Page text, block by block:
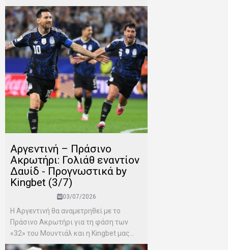
Αργεντινή – Πράσινο
Ακρωτήρι: Γολιάθ εναντίον
Δαυίδ - Προγνωστικά by
Kingbet (3/7)
03/07/2026
Η Αργεντινή θα αναμετρηθεί με το
Πράσινο Ακρωτήρι για τη φάση των
«32» του Μουντιάλ και η Kingbet μας...